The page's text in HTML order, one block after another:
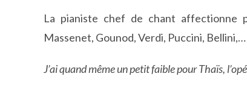
La pianiste chef de chant affectionne
Massenet, Gounod, Verdi, Puccini,
J’ai quand même un petit faible pour Thaïs,